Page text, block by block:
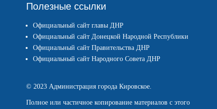
Полезные ссылки
Официальный сайт главы ДНР
Официальный сайт Донецкой Народной Республики
Официальный сайт Правительства ДНР
Официальный сайт Народного Совета ДНР
© 2023 Администрация города Кировское.
Полное или частичное копирование материалов с этого